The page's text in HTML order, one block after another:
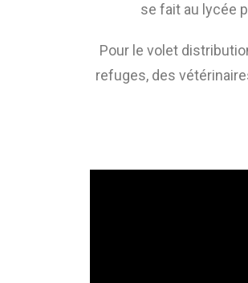
se fait au lycée
Pour le volet
refuges, des